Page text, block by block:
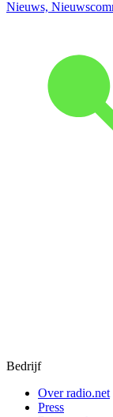
Nieuws,
Bedrijf
Over radio.net
Press